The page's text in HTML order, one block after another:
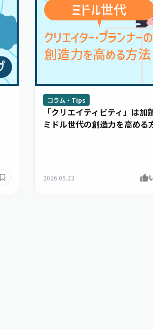
コラム・Tips
「クリエイティビティ」は
ミドル世代の創造力を高める
2026.05.23